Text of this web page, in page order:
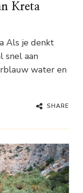
Kreta
Als je denkt
snel aan
water en
SHARE